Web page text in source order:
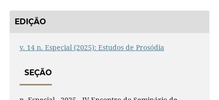
EDIÇÃO
v. 14 n. Especial (2025): Estudos de Prosódia
SEÇÃO